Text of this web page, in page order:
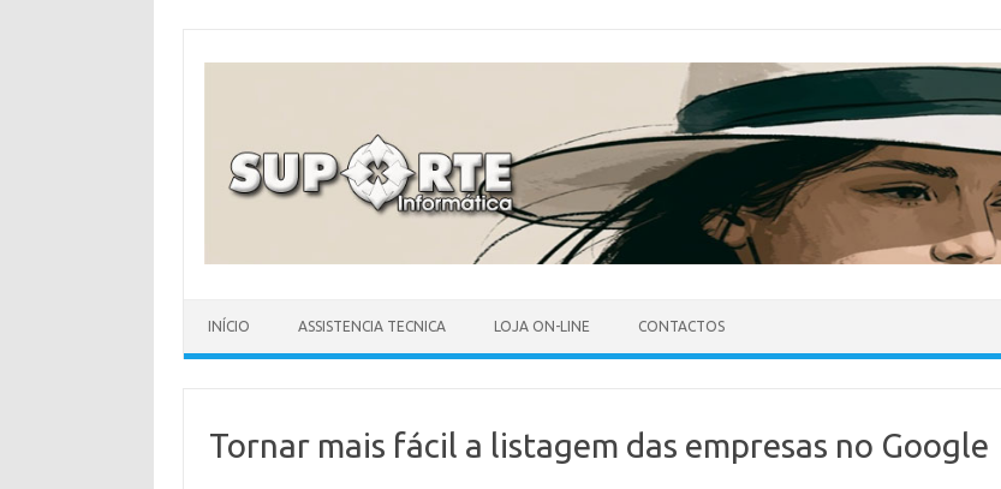
INÍCIO ASSISTENCIA TECNICA LOJA ON-LINE CONTACTOS
Tornar mais fácil a listagem das empresas no Google